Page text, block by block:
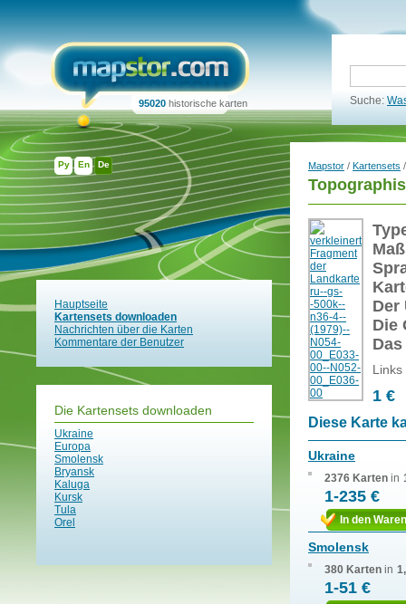
Ру En De
95020 historische karten Suche:
Hauptseite
Kartensets downloaden
Nachrichten über die Karten
Kommentare der Benutzer
Die Kartensets downloaden
Ukraine
Europa
Smolensk
Bryansk
Kaluga
Kursk
Tula
Orel
Mapstor / Kartensets
Der
Die
1 €
Diese Karte
Ukraine
2376 Karten in
1-235 €
In den
Smolensk
380 Karten in
1-51 €